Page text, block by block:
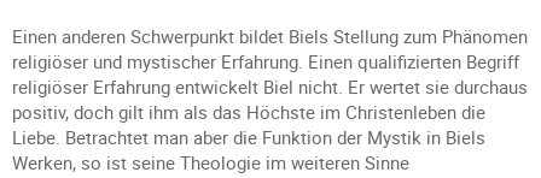
Einen anderen Schwerpunkt bildet Biels Stellung zum Phänomen
religiöser und mystischer Erfahrung. Einen qualifizierten Begriff
religiöser Erfahrung entwickelt Biel nicht. Er wertet sie durchaus
positiv, doch gilt ihm als das Höchste im Christenleben die
Liebe. Betrachtet man aber die Funktion der Mystik in Biels
Werken, so ist seine Theologie im weiteren Sinne